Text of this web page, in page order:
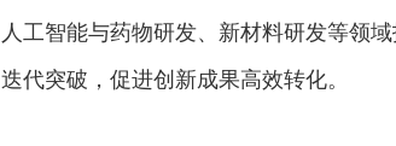
人工智能与药物研发、新材料研发等领
迭代突破，促进创新成果高效转化。